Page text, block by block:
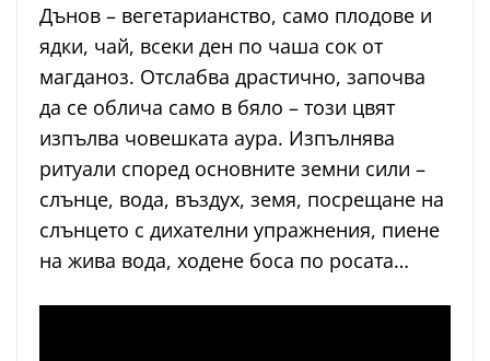
Дънов – вегетарианство, само плодове и
ядки, чай, всеки ден по чаша сок от
магданоз. Отслабва драстично, започва
да се облича само в бяло – този цвят
изпълва човешката аура. Изпълнява
ритуали според основните земни сили –
слънце, вода, въздух, земя, посрещане на
слънцето с дихателни упражнения, пиене
на жива вода, ходене боса по росата…